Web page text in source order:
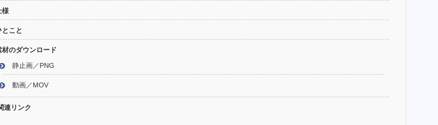
様
とこと
材のダウンロード
静止画／PNG
動画／MOV
連リンク